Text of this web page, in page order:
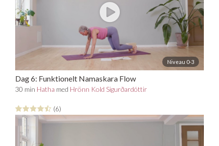
Niveau 0-3
Dag 6: Funktionelt Namaskara Flow
30 min Hatha med Hrönn Kold Sigurðardóttir
(6)